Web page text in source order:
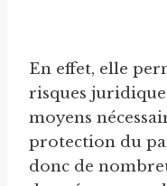
En effet, elle
risques
moyens
protection du
donc de